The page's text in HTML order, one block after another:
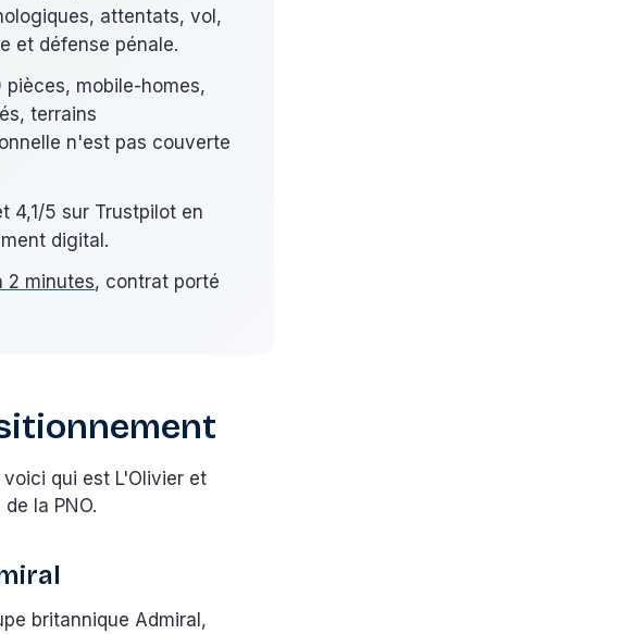
attentats, vol,
et défense pénale.
pièces, mobile-homes,
terrains
n'est pas couverte
4,1/5 sur Trustpilot en
digital.
2 minutes, contrat porté
qui est L'Olivier et
la PNO.
britannique Admiral,